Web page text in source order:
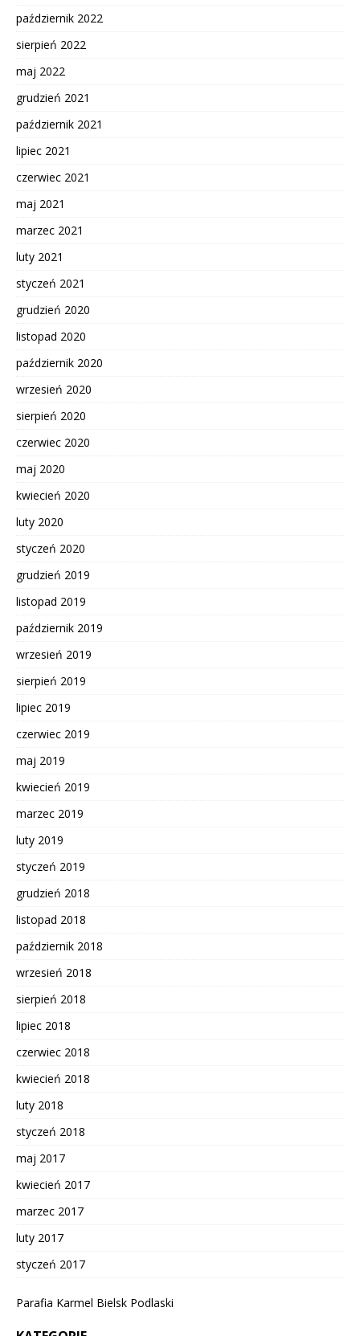
październik 2022
sierpień 2022
maj 2022
grudzień 2021
październik 2021
lipiec 2021
czerwiec 2021
maj 2021
marzec 2021
luty 2021
styczeń 2021
grudzień 2020
listopad 2020
październik 2020
wrzesień 2020
sierpień 2020
czerwiec 2020
maj 2020
kwiecień 2020
luty 2020
styczeń 2020
grudzień 2019
listopad 2019
październik 2019
wrzesień 2019
sierpień 2019
lipiec 2019
czerwiec 2019
maj 2019
kwiecień 2019
marzec 2019
luty 2019
styczeń 2019
grudzień 2018
listopad 2018
październik 2018
wrzesień 2018
sierpień 2018
lipiec 2018
czerwiec 2018
kwiecień 2018
luty 2018
styczeń 2018
maj 2017
kwiecień 2017
marzec 2017
luty 2017
styczeń 2017
Parafia Karmel Bielsk Podlaski